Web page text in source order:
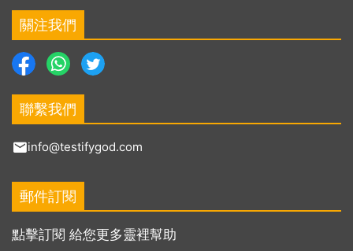
關注我們
聯繫我們
info@testifygod.com
郵件訂閱
點擊訂閱 給您更多靈裡幫助